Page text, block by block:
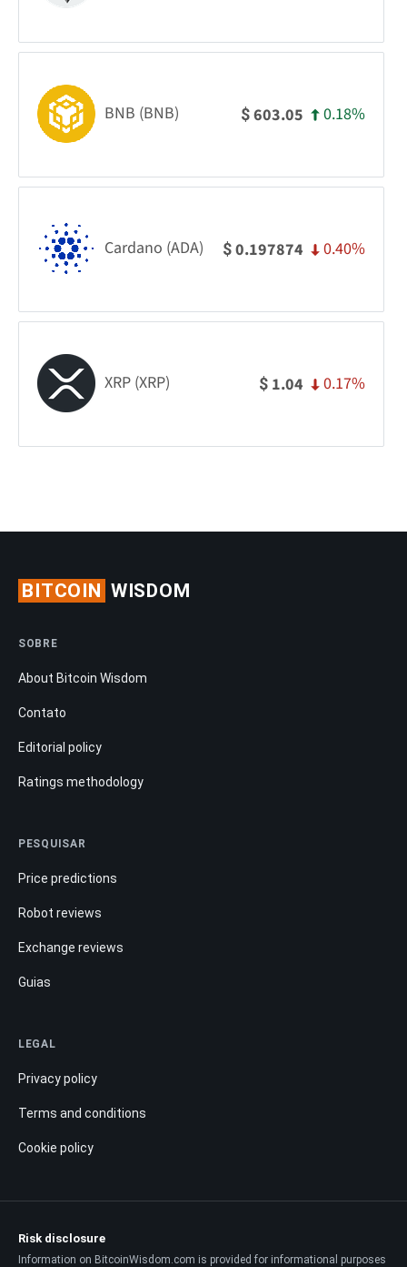
BNB (BNB) $603.05 0.18%
Cardano (ADA) $0.197874 0.40%
XRP (XRP) $ 1.04 0.17%
BITCOIN WISDOM
SOBRE
About Bitcoin Wisdom
Contato
Editorial policy
Ratings methodology
PESQUISAR
Price predictions
Robot reviews
Exchange reviews
Guias
LEGAL
Privacy policy
Terms and conditions
Cookie policy
Risk disclosure
Information on BitcoinWisdom.com is provided for informational purposes